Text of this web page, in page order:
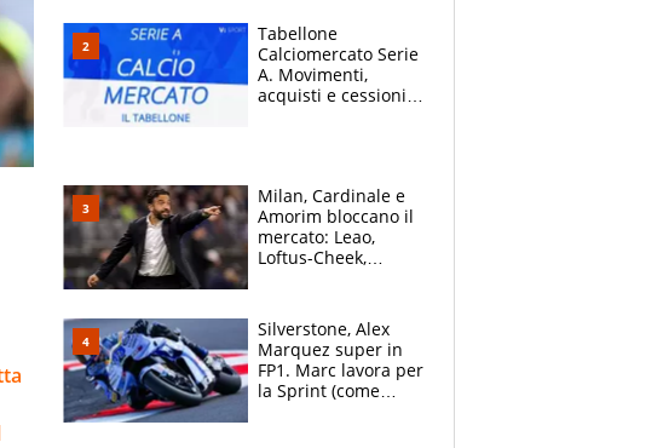
Tabellone
Calciomercato Serie
A. Movimenti,
acquisti e cessioni:
Milan, Cardinale e
Amorim bloccano il
mercato: Leao,
Loftus-Cheek,
Soulè e Osorio nel
mirino
Silverstone, Alex
Marquez super in
FP1. Marc lavora per
la Sprint (come